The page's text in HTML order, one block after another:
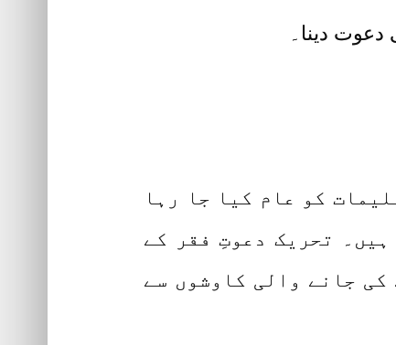
کو عام کیا جا رہا
تحریک دعوتِ فقر کے
جانے والی کاوشوں سے